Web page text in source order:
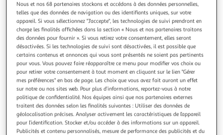
précédente
suivante
PARIS PRIX
Tableau Imprimé Perles & Lys
Informations Techniques : Matière : Structure : Bois (Pin)
Revêtement : Toile Intissée Spécificités : Format :
Rectangulaire Tableau imprimée sur toile Impression Full
HD Haute Résolution 360 dpi Garantie une parfaite netteté
et profondeur des couleurs Protection UV pour une
résistance au soleil Ch
En savoir +
Vendu par Paris Prix
Couleur
Multicolore
Nous et nos 68 partenaires stockons et accédons à des données personnelles,
telles que des données de navigation ou des identifiants uniques, sur votre
appareil. Si vous sélectionnez "J'accepte", les technologies de suivi prendront en
charge les finalités affichées dans la section « Nous et nos partenaires traitons
des données pour fournir ». Si vous retirez votre consentement, elles seront
désactivées. Si les technologies de suivi sont désactivées, il est possible que
certains contenus et annonces qui vous sont présentés ne soient pas pertinents
pour vous. Vous pouvez faire réapparaître ce menu pour modifier vos choix ou
pour retirer votre consentement à tout moment en cliquant sur le lien "Gérer
mes préférences" en bas de page. Les choix que vous avez fait auront un effet
sur notre ou nos sites web. Pour plus d’informations, reportez-vous à notre
politique de confidentialité. Nos équipes ainsi que nos partenaires externes
traitent des données selon les finalités suivantes : Utiliser des données de
géolocalisation précises. Analyser activement les caractéristiques de l’appareil
pour l’identification. Stocker et/ou accéder à des informations sur un appareil.
Publicités et contenu personnalisés, mesure de performance des publicités et du